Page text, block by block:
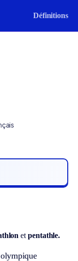
Définitions
etpentathle.